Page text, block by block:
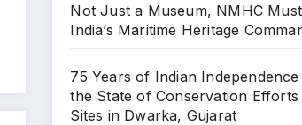
Not Just a Museum, NMHC
India’s Maritime Heritage
75 Years of Indian Independence
the State of Conservation
Sites in Dwarka, Gujarat